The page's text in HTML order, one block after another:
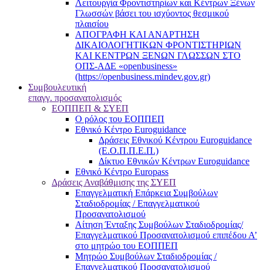
Λειτουργία Φροντιστηρίων και Κέντρων Ξένων
Γλωσσών βάσει του ισχύοντος θεσμικού
πλαισίου
ΑΠΟΓΡΑΦΗ ΚΑΙ ΑΝΑΡΤΗΣΗ
ΔΙΚΑΙΟΛΟΓΗΤΙΚΩΝ ΦΡΟΝΤΙΣΤΗΡΙΩΝ
ΚΑΙ ΚΕΝΤΡΩΝ ΞΕΝΩΝ ΓΛΩΣΣΩΝ ΣΤΟ
ΟΠΣ-ΑΔΕ «openbusiness»
(https://openbusiness.mindev.gov.gr)
Συμβουλευτική
επαγγ. προσανατολισμός
ΕΟΠΠΕΠ & ΣΥΕΠ
Ο ρόλος του ΕΟΠΠΕΠ
Εθνικό Κέντρο Euroguidance
Δράσεις Εθνικού Κέντρου Euroguidance
(Ε.Ο.Π.Π.Ε.Π.)
Δίκτυο Εθνικών Κέντρων Euroguidance
Εθνικό Κέντρο Europass
Δράσεις Αναβάθμισης της ΣΥΕΠ
Επαγγελματική Επάρκεια Συμβούλων
Σταδιοδρομίας / Επαγγελματικού
Προσανατολισμού
Αίτηση Ένταξης Συμβούλων Σταδιοδρομίας/
Επαγγελματικού Προσανατολισμού επιπέδου Α’
στο μητρώο του ΕΟΠΠΕΠ
Μητρώο Συμβούλων Σταδιοδρομίας /
Επαγγελματικού Προσανατολισμού